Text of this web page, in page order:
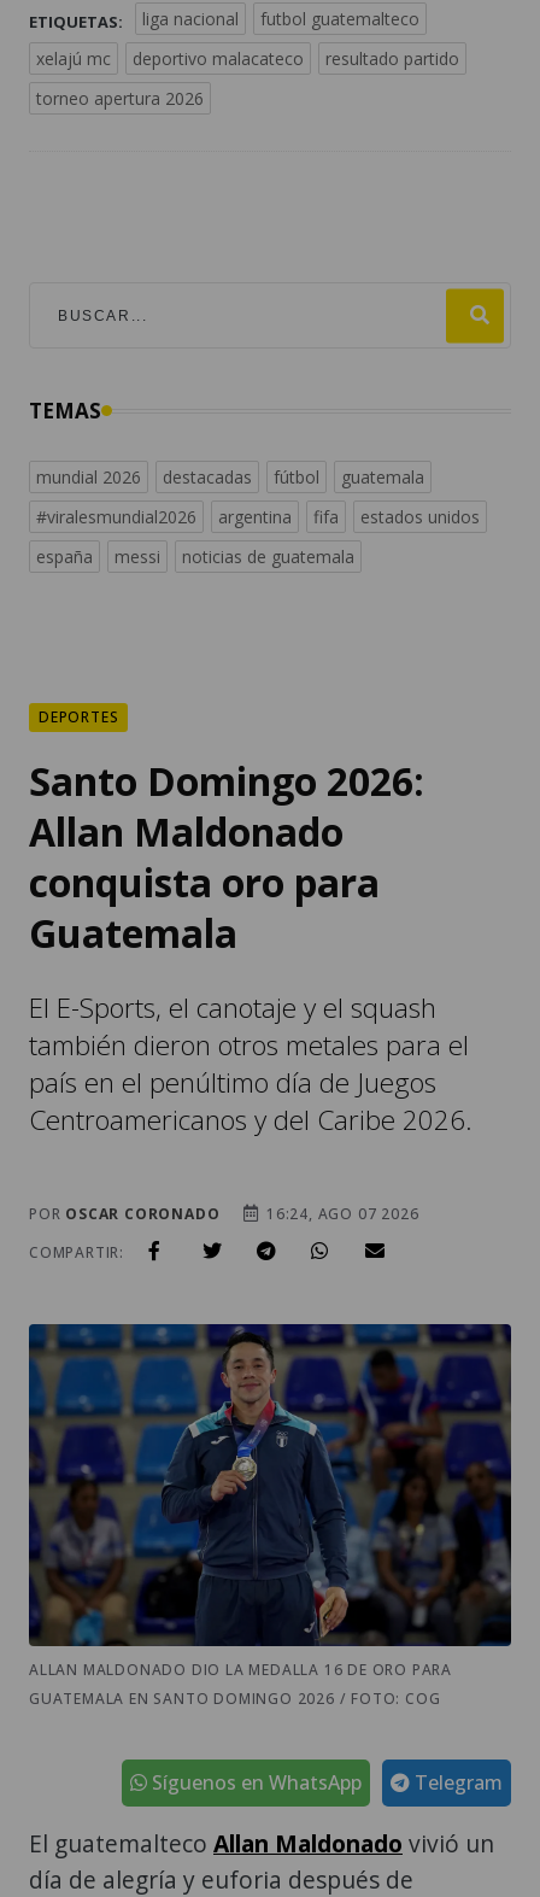
ETIQUETAS: liga nacional
futbol guatemalteco
xelajú mc
deportivo malacateco
resultado partido
torneo apertura 2026
TEMAS
mundial 2026 destacadas fútbol
guatemala
#viralesmundial2026
argentina fifa
estados unidos
españa
messi noticias de guatemala
DEPORTES
Santo Domingo 2026:
Allan Maldonado
conquista oro para
Guatemala
El E-Sports, el canotaje y el squash
también dieron otros metales para el
país en el penúltimo día de Juegos
Centroamericanos y del Caribe 2026.
POR OSCAR CORONADO
16:24, AGO 07 2026
COMPARTIR:
ALLAN MALDONADO DIO LA MEDALLA 16 DE ORO PARA
GUATEMALA EN SANTO DOMINGO 2026 / FOTO: COG
Telegram
Síguenos en WhatsApp
El guatemalteco Allan Maldonado vivió un
día de alegría y euforia después de